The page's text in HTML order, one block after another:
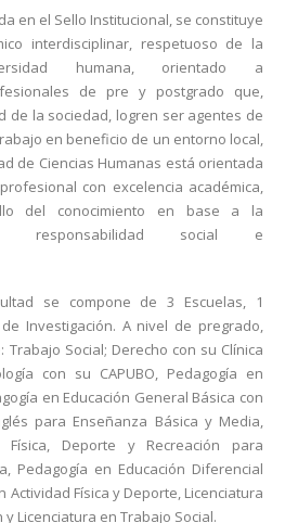
en el Sello Institucional, se constituye
interdisciplinar, respetuoso de la
humana, orientado a
de pre y postgrado que,
de la sociedad, logren ser agentes de
en beneficio de un entorno local,
de Ciencias Humanas está orientada
con excelencia académica,
del conocimiento en base a la
responsabilidad social e
se compone de 3 Escuelas, 1
Investigación. A nivel de pregrado,
Social; Derecho con su Clínica
con su CAPUBO, Pedagogía en
en Educación General Básica con
para Enseñanza Básica y Media,
Física, Deporte y Recreación para
Pedagogía en Educación Diferencial
Actividad Física y Deporte, Licenciatura
Licenciatura en Trabajo Social.